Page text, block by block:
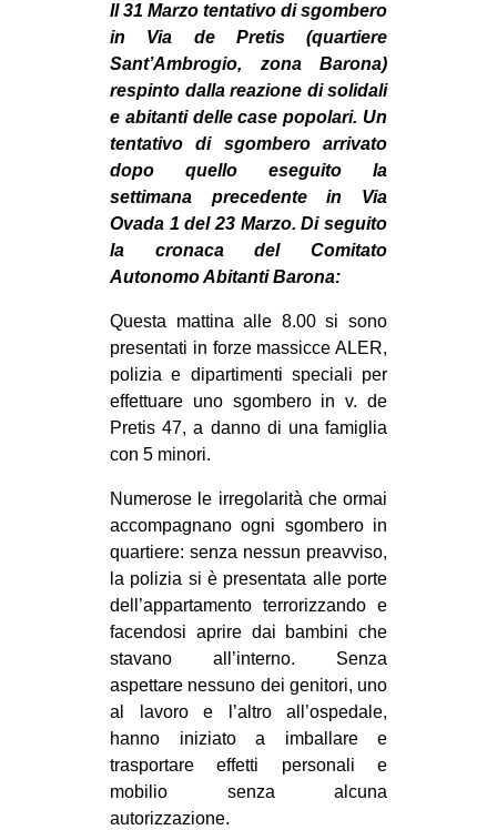
DIRITTO ALL’ABITARE
GENERI
MIGRAZIONI
PRECARIATO
REPRESSIONE
STUDENTI
CULTURE
CINEMA
MANIFESTI
MUSICA
RECENSIONI
INTERNAZIONALE
AFRICA
AMERICHE
ESTREMO ORIENTE
EUROPA
MEDIO ORIENTE
EVENTI
Il 31 Marzo tentativo di sgombero
in Via de Pretis (quartiere
Sant’Ambrogio, zona Barona)
respinto dalla reazione di solidali
e abitanti delle case popolari. Un
tentativo di sgombero arrivato
dopo quello eseguito la
settimana precedente in Via
Ovada 1 del 23 Marzo. Di seguito
la cronaca del Comitato
Autonomo Abitanti Barona:
Questa mattina alle 8.00 si sono
presentati in forze massicce ALER,
polizia e dipartimenti speciali per
effettuare uno sgombero in v. de
Pretis 47, a danno di una famiglia
con 5 minori.
Numerose le irregolarità che ormai
accompagnano ogni sgombero in
quartiere: senza nessun preavviso,
la polizia si è presentata alle porte
dell’appartamento terrorizzando e
facendosi aprire dai bambini che
stavano all’interno. Senza
aspettare nessuno dei genitori, uno
al lavoro e l’altro all’ospedale,
hanno iniziato a imballare e
trasportare effetti personali e
mobilio senza alcuna
autorizzazione.